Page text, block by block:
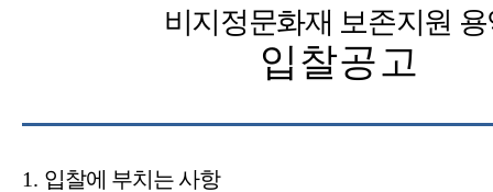
비지정문화재 보존지원
입찰공고
1. 입찰에 부치는 사항